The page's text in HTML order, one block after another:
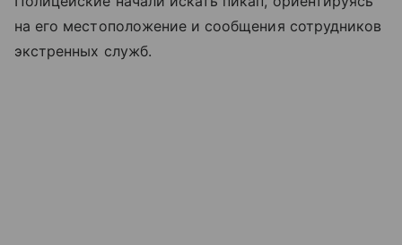
на его местоположение и сообщения сотрудников
экстренных служб.